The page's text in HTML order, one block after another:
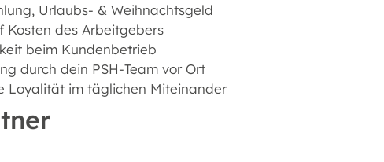
Urlaubs- & Weihnachtsgeld
Kosten des Arbeitgebers
beim Kundenbetrieb
durch dein PSH-Team vor Ort
Loyalität im täglichen Miteinander